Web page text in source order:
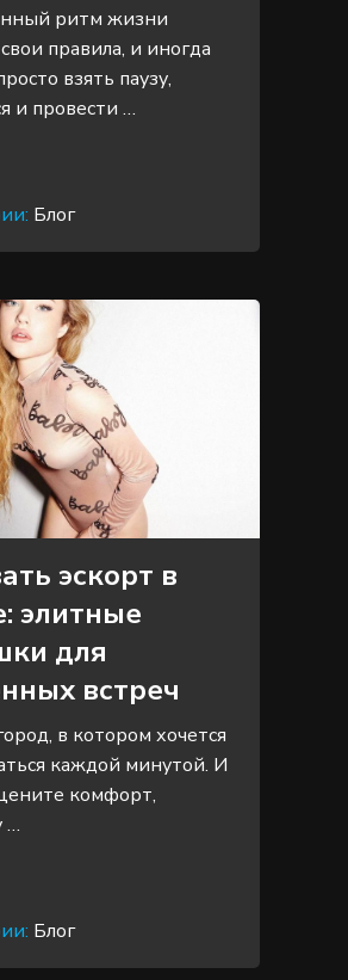
ритм жизни
правила, и иногда
взять паузу,
и провести …
Блог
эскорт в
элитные
для
встреч
в котором хочется
каждой минутой. И
комфорт,
…
Блог